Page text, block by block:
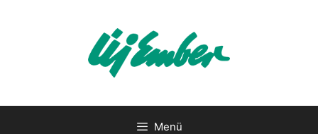
Menü